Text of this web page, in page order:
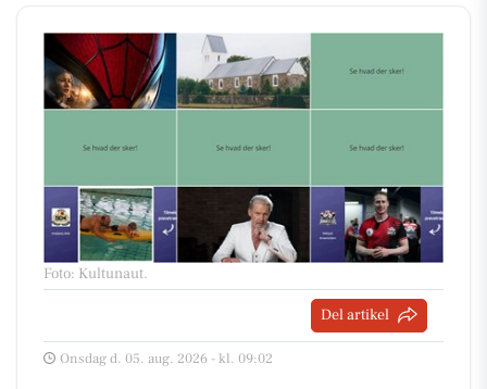
Foto: Kultunaut.
Del artikel
Onsdag d. 05. aug. 2026 - kl. 09:02